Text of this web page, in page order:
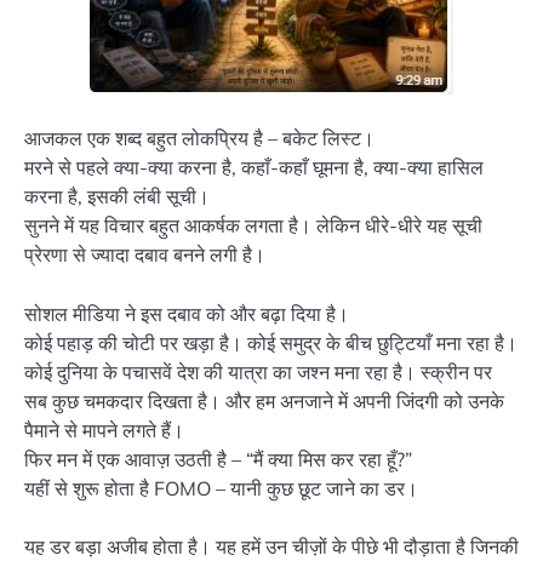
आजकल एक शब्द बहुत लोकप्रिय है – बकेट लिस्ट।
मरने से पहले क्या-क्या करना है, कहाँ-कहाँ घूमना है, क्या-क्या हासिल
करना है, इसकी लंबी सूची।
सुनने में यह विचार बहुत आकर्षक लगता है। लेकिन धीरे-धीरे यह सूची
प्रेरणा से ज्यादा दबाव बनने लगी है।
सोशल मीडिया ने इस दबाव को और बढ़ा दिया है।
कोई पहाड़ की चोटी पर खड़ा है। कोई समुद्र के बीच छुट्टियाँ मना रहा है।
कोई दुनिया के पचासवें देश की यात्रा का जश्न मना रहा है। स्क्रीन पर
सब कुछ चमकदार दिखता है। और हम अनजाने में अपनी जिंदगी को उनके
पैमाने से मापने लगते हैं।
फिर मन में एक आवाज़ उठती है – “मैं क्या मिस कर रहा हूँ?”
यहीं से शुरू होता है FOMO – यानी कुछ छूट जाने का डर।
यह डर बड़ा अजीब होता है। यह हमें उन चीज़ों के पीछे भी दौड़ाता है जिनकी